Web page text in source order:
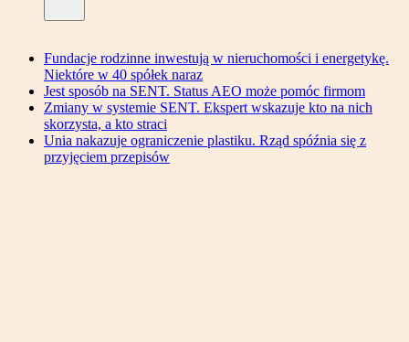
Fundacje rodzinne inwestują w nieruchomości i energetykę.
Niektóre w 40 spółek naraz
Jest sposób na SENT. Status AEO może pomóc firmom
Zmiany w systemie SENT. Ekspert wskazuje kto na nich
skorzysta, a kto straci
Unia nakazuje ograniczenie plastiku. Rząd spóźnia się z
przyjęciem przepisów